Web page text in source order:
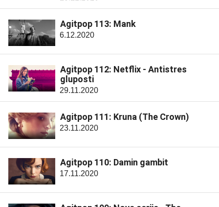
Agitpop 113: Mank
6.12.2020
Agitpop 112: Netflix - Antistres
gluposti
29.11.2020
Agitpop 111: Kruna (The Crown)
23.11.2020
Agitpop 110: Damin gambit
17.11.2020